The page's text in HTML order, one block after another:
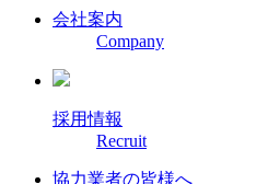
会社案内
Company
採用情報
Recruit
協力業者の皆様へ